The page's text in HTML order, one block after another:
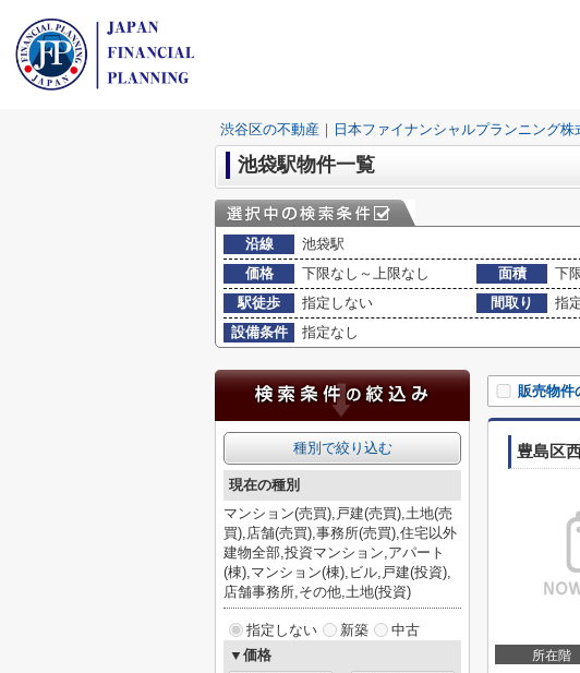
渋谷区の不動産｜日本ファイナンシャルプランニング株
池袋駅物件一覧
沿線
池袋駅
価格
下限なし～上限なし 面積 下
駅徒歩
指定しない 間取り
指
設備条件
指定なし
販売物件
豊島区
所在階
種別で絞り込む
現在の種別
マンション(売買),戸建(売買),土地(売
買),店舗(売買),事務所(売買),住宅以外
建物全部,投資マンション,アパート
(棟),マンション(棟),ビル,戸建(投資),
店舗事務所,その他,土地(投資)
指定しない 新築
中古
▼価格